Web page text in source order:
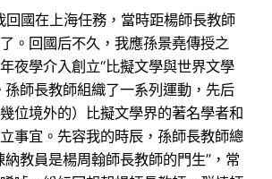
回國在上海任務，當時距楊師長教師
。回國后不久，我應孫景堯傳授之
夜學介入創立“比擬文學與世界文學
孫師長教師組織了一系列運動，先后
位境外的）比擬文學界的著名學者和
事宜。先容我的時辰，孫師長教師總
納教員是楊周翰師長教師的門生”，常